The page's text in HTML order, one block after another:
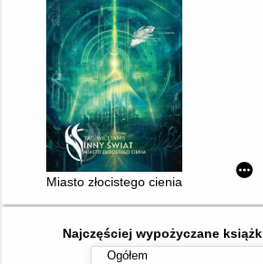
Miasto złocistego cienia
Najczęściej wypożyczane
Ogółem